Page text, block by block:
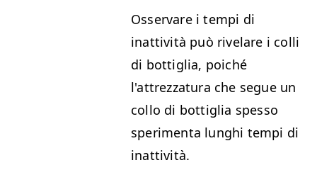
Osservare i tempi di
inattività può rivelare i colli
di bottiglia, poiché
l'attrezzatura che segue un
collo di bottiglia spesso
sperimenta lunghi tempi di
inattività.